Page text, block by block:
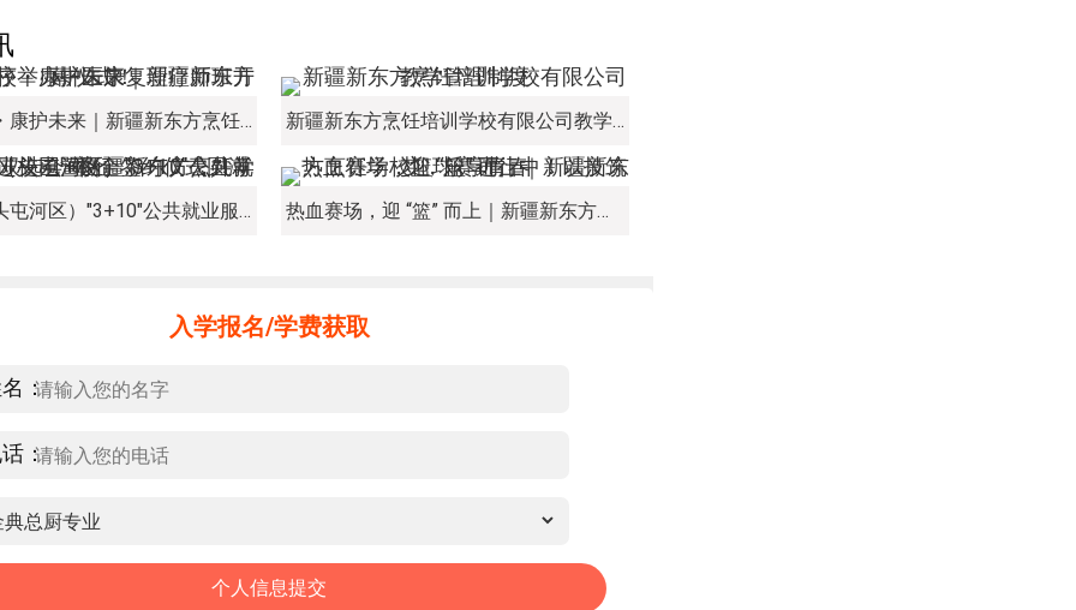
新程启序・康护未来｜新疆新东方烹饪学校举办中医康复理疗师班开幕仪式！ 新疆新东方烹饪培训学校有限公司教学管理制度
经开区（头屯河区）"3+10"公共就业服务进校园暨新疆新东方烹饪学校人才双选会+校企签约仪式圆满举行 热血赛场，迎 “篮” 而上｜新疆新东方烹饪学校篮球赛进行中！以技筑梦，乐享青春
入学报名/学费获取
：
：